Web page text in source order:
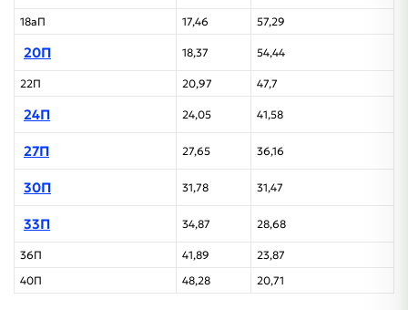
18аП 17,46 57,29
20П 18,37 54,44
22П 20,97 47,7
24П 24,05 41,58
27П 27,65 36,16
30П 31,78 31,47
33П 34,87 28,68
36П 41,89
23,87
40П
48,28 20,71